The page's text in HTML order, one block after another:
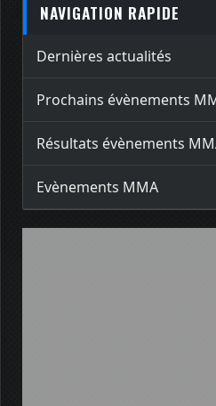
NAVIGATION RAPIDE
Dernières actualités
Prochains évènements
Résultats évènements
Evènements MMA